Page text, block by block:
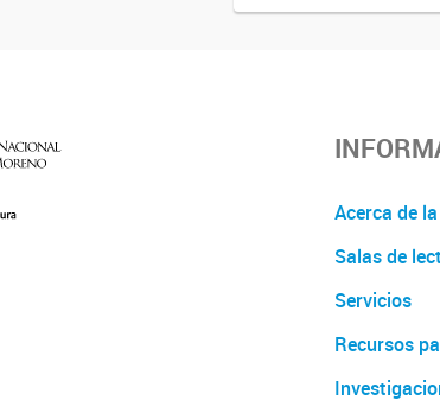
Acerca de
Salas de
Servicios
Recursos